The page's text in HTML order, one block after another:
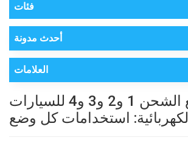
فئات
أحدث مدونة
العلامات
شرح وضع الشحن 1 و2 و3 و4 للسيارات
الكهربائية: استخدامات كل وضع